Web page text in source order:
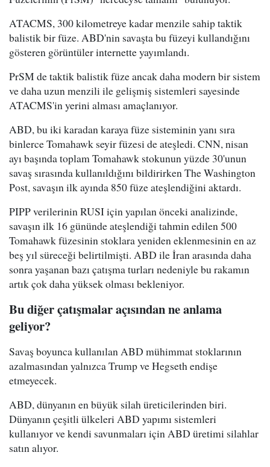
ATACMS, 300 kilometreye kadar menzile sahip taktik
balistik bir füze. ABD'nin savaşta bu füzeyi kullandığını
gösteren görüntüler internette yayımlandı.
PrSM de taktik balistik füze ancak daha modern bir sistem
ve daha uzun menzili ile gelişmiş sistemleri sayesinde
ATACMS'in yerini alması amaçlanıyor.
ABD, bu iki karadan karaya füze sisteminin yanı sıra
binlerce Tomahawk seyir füzesi de ateşledi. CNN, nisan
ayı başında toplam Tomahawk stokunun yüzde 30'unun
savaş sırasında kullanıldığını bildirirken The Washington
Post, savaşın ilk ayında 850 füze ateşlendiğini aktardı.
PIPP verilerinin RUSI için yapılan önceki analizinde,
savaşın ilk 16 gününde ateşlendiği tahmin edilen 500
Tomahawk füzesinin stoklara yeniden eklenmesinin en az
beş yıl süreceği belirtilmişti. ABD ile İran arasında daha
sonra yaşanan bazı çatışma turları nedeniyle bu rakamın
artık çok daha yüksek olması bekleniyor.
Bu diğer çatışmalar açısından ne anlama
geliyor?
Savaş boyunca kullanılan ABD mühimmat stoklarının
azalmasından yalnızca Trump ve Hegseth endişe
etmeyecek.
ABD, dünyanın en büyük silah üreticilerinden biri.
Dünyanın çeşitli ülkeleri ABD yapımı sistemleri
kullanıyor ve kendi savunmaları için ABD üretimi silahlar
satın alıyor.